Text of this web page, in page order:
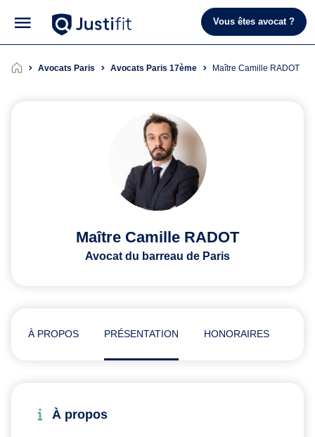
Vous êtes avocat ?
Avocats Paris Avocats Paris 17ème Maître Camille RADOT
Maître Camille RADOT
Avocat du barreau de Paris
À PROPOS PRÉSENTATION HONORAIRES
À propos